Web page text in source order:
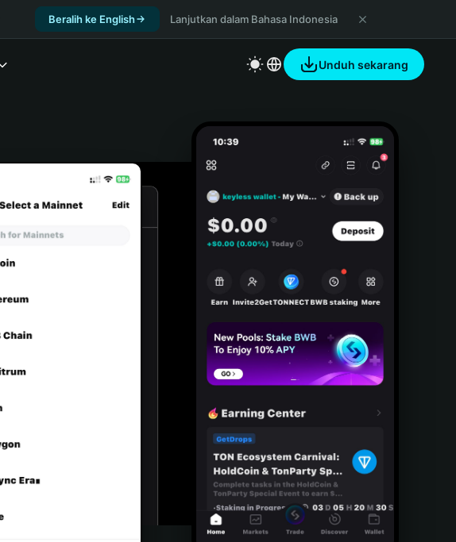
Beralih ke English Lanjutkan dalam Bahasa Indonesia
Unduh sekarang